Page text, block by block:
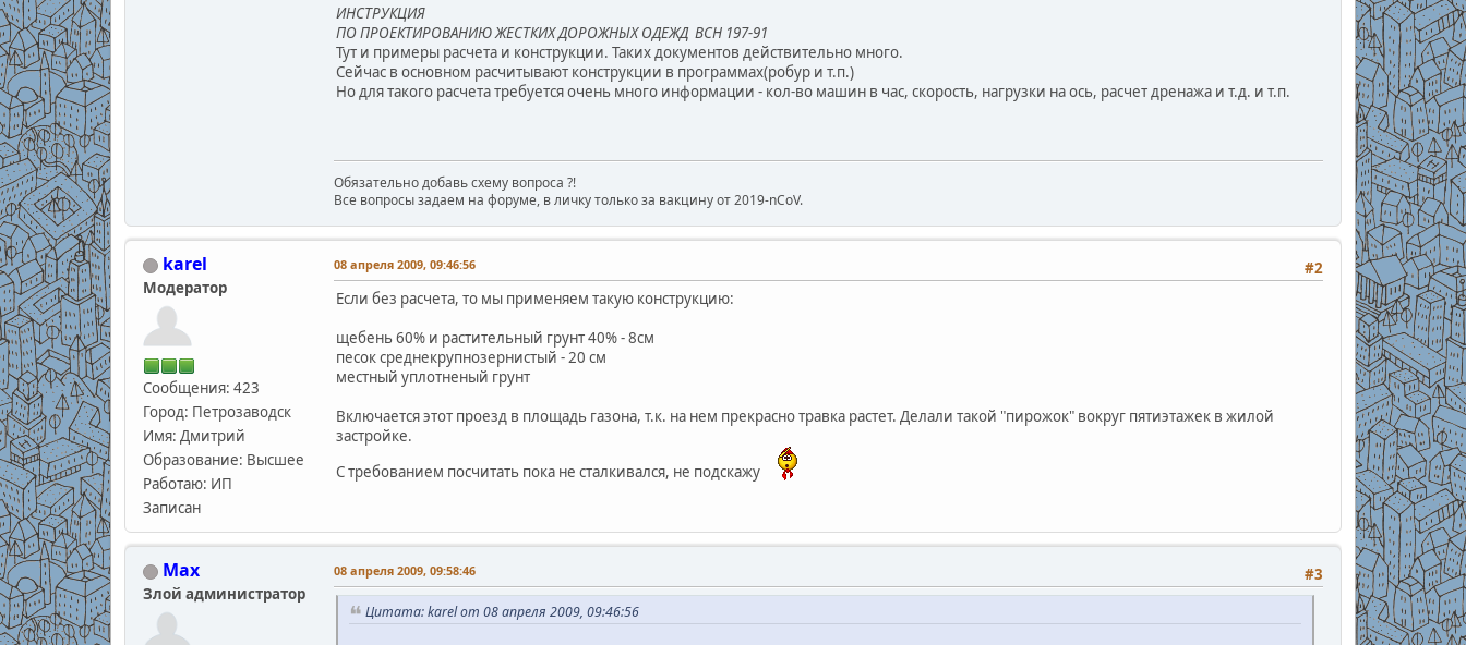
ИНСТРУКЦИЯ
ПО ПРОЕКТИРОВАНИЮ ЖЕСТКИХ ДОРОЖНЫХ ОДЕЖД ВСН 197-91
Тут и примеры расчета и конструкции. Таких документов действительно много.
Сейчас в основном расчитывают конструкции в программах(робур и т.п.)
Но для такого расчета требуется очень много информации - кол-во машин в час, скорость, нагрузки на ось, расчет дренажа и т.д. и т.п.
Обязательно добавь схему вопроса ?!
Все вопросы задаем на форуме, в личку только за вакцину от 2019-nCoV.
karel
Модератор
Сообщения: 423
Город: Петрозаводск
Имя: Дмитрий
Образование: Высшее
Работаю: ИП
Записан
#2
08 апреля 2009, 09:46:56
Если без расчета, то мы применяем такую конструкцию:
щебень 60% и растительный грунт 40% - 8см
песок среднекрупнозернистый - 20 см
местный уплотненый грунт
Включается этот проезд в площадь газона, т.к. на нем прекрасно травка растет. Делали такой "пирожок" вокруг пятиэтажек в жилой
застройке.
С требованием посчитать пока не сталкивался, не подскажу
Max
Злой администратор
#3
08 апреля 2009, 09:58:46
Цитата: karel от 08 апреля 2009, 09:46:56